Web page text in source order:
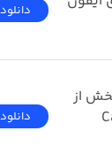
دانلود
دانلود